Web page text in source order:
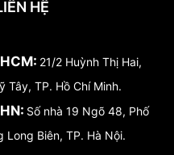
HỆ
21/2 Huỳnh Thị Hai,
Tây, TP. Hồ Chí Minh.
Số nhà 19 Ngõ 48, Phố
Long Biên, TP. Hà Nội.